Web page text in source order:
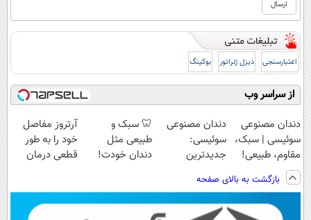
اعتبارسنجی دیزل ژنراتور بوکینگ
از سراسر وب
دندان مصنوعی
سوئیسی | سبک،
مقاوم، طبیعی!
ویزیت
رایگان+پرداخت
اقساطی😍
دندان مصنوعی
سوئیسی:
جدیدترین
سبک و مقاوم |
پرداخت قسطی
🦷 سبک و
طبیعی مثل
دندان خودت!
💳 📍 تهران
آرتروز مفاصل
خود را به طور
قطعی درمان
بازگشت به بالای صفحه